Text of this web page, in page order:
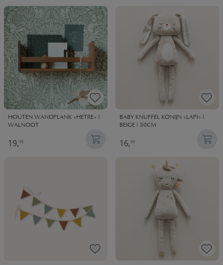
kinderkamer.
HOUTEN WANDPLANK «HETRE» |
WALNOOT
19,95
BABY KNUFFEL KONIJN «LAPI» |
BEIGE | 50CM
16,95